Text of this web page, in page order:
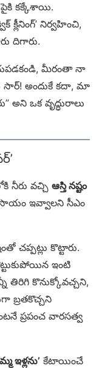
కక్కేశాయి.
నిర్వహించి,
దిగారు.
మీరంతా నా
సార్! అందుకే కదా, మా
అని ఒక వృద్ధురాలు
నీరు వచ్చి ఆస్తి నష్టం
సాయం ఇవ్వాలని సీఎం
చప్పట్లు కొట్టారు.
ఇంటి
తిరిగి కొనుక్కోవచ్చని,
బ్రతకొచ్చని
ప్రపంచ వారసత్వ
ఇళ్లను’ కేటాయించే